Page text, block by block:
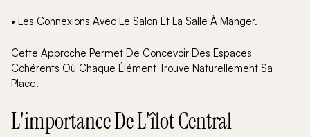
• Les Connexions Avec Le Salon Et La Salle À Manger.
Cette Approche Permet De Concevoir Des Espaces
Cohérents Où Chaque Élément Trouve Naturellement Sa
Place.
L'importance De L'îlot Central